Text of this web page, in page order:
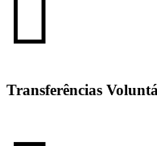
Transferências